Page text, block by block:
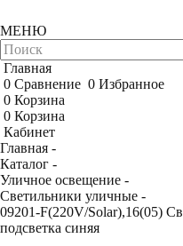
МЕНЮ
Главная
0 Сравнение 0 Избранное
0 Корзина
0 Корзина
Кабинет
Главная -
Каталог -
Уличное освещение -
Светильники уличные -
09201-F(220V/Solar),16(05)
подсветка синяя